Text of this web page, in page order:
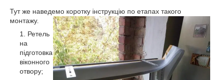
Тут же наведемо коротку інструкцію по етапах такого
монтажу.
Ретель
на
підготовка
віконного
отвору;